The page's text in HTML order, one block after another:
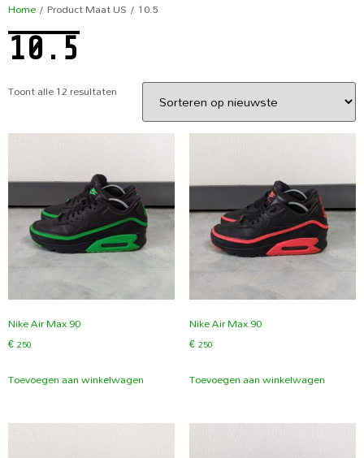
Home/ Product Maat US / 10.5
10.5
Toont alle 12 resultaten
Nike Air Max 90
€250
Toevoegen aan winkelwagen
Nike Air Max 90
€250
Toevoegen aan winkelwagen